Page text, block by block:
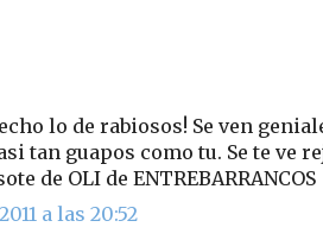
lo de rabiosos! Se ven
tan guapos como tu. Se te ve
de OLI de ENTREBARRANCOS
a las 20:52